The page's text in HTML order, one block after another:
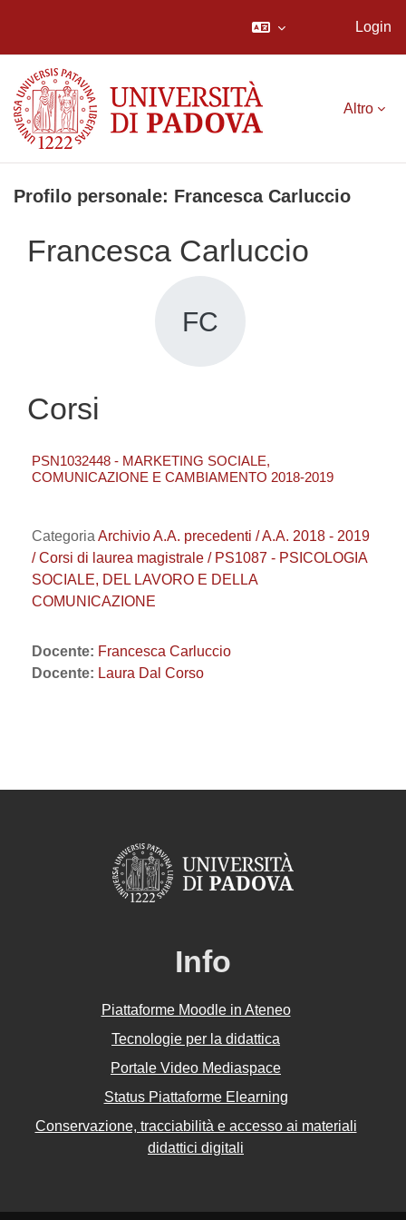
Login
Altro
Profilo personale: Francesca Carluccio
Francesca Carluccio
FC
Corsi
PSN1032448 - MARKETING SOCIALE,
COMUNICAZIONE E CAMBIAMENTO 2018-2019
Categoria Archivio A.A. precedenti / A.A. 2018 - 2019
/ Corsi di laurea magistrale / PS1087 - PSICOLOGIA
SOCIALE, DEL LAVORO E DELLA
COMUNICAZIONE
Docente: Francesca Carluccio
Docente: Laura Dal Corso
Info
Piattaforme Moodle in Ateneo
Tecnologie per la didattica
Portale Video Mediaspace
Status Piattaforme Elearning
Conservazione, tracciabilità e accesso ai materiali
didattici digitali